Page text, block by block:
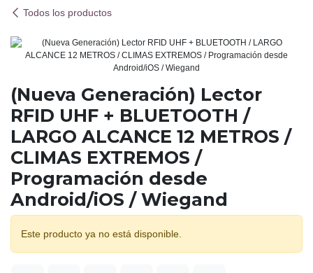
Todos los productos
(Nueva Generación) Lector
RFID UHF + BLUETOOTH /
LARGO ALCANCE 12 METROS /
CLIMAS EXTREMOS /
Programación desde
Android/iOS / Wiegand
Este producto ya no está disponible.